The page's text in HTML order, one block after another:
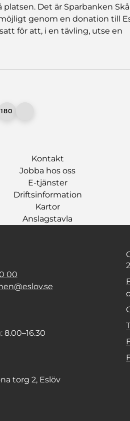
Det är Sparbanken
genom en donation till
för att, i en tävling, utse en
180
Kontakt
Jobba hos oss
E-tjänster
Driftsinformation
Kartor
Anslagstavla
00
torg 2, Eslöv